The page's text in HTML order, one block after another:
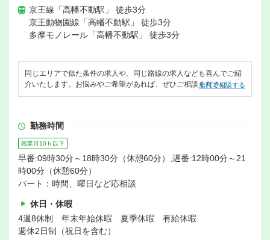
京王線「高幡不動駅」 徒歩3分
京王動物園線「高幡不動駅」 徒歩3分
多摩モノレール「高幡不動駅」 徒歩3分
同じエリアで似た条件の求人や、同じ路線の求人なども喜んでご紹
介いたします。お悩みやご希望があれば、ぜひご相談ください。
無料で相談する
勤務時間
残業月10ｈ以下
早番:09時30分～18時30分（休憩60分）,遅番:12時00分～21
時00分（休憩60分）
パート：時間、曜日など応相談
休日・休暇
4週8休制 年末年始休暇 夏季休暇 有給休暇
週休2日制（祝日を含む）